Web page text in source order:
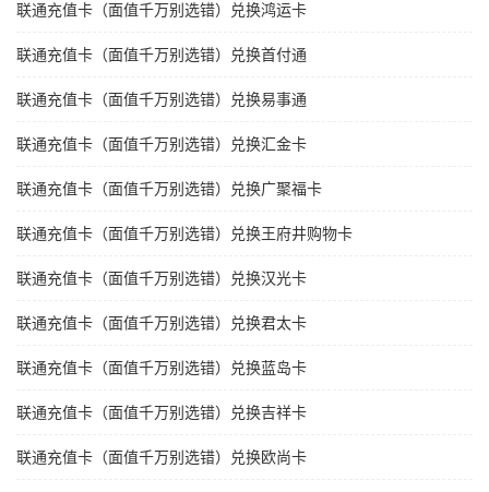
联通充值卡（面值千万别选错）兑换鸿运卡
联通充值卡（面值千万别选错）兑换首付通
联通充值卡（面值千万别选错）兑换易事通
联通充值卡（面值千万别选错）兑换汇金卡
联通充值卡（面值千万别选错）兑换广聚福卡
联通充值卡（面值千万别选错）兑换王府井购物卡
联通充值卡（面值千万别选错）兑换汉光卡
联通充值卡（面值千万别选错）兑换君太卡
联通充值卡（面值千万别选错）兑换蓝岛卡
联通充值卡（面值千万别选错）兑换吉祥卡
联通充值卡（面值千万别选错）兑换欧尚卡